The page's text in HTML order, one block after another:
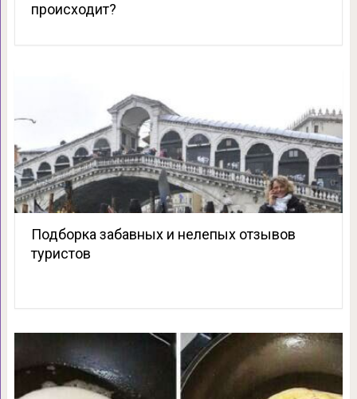
происходит?
Подборка забавных и нелепых отзывов
туристов